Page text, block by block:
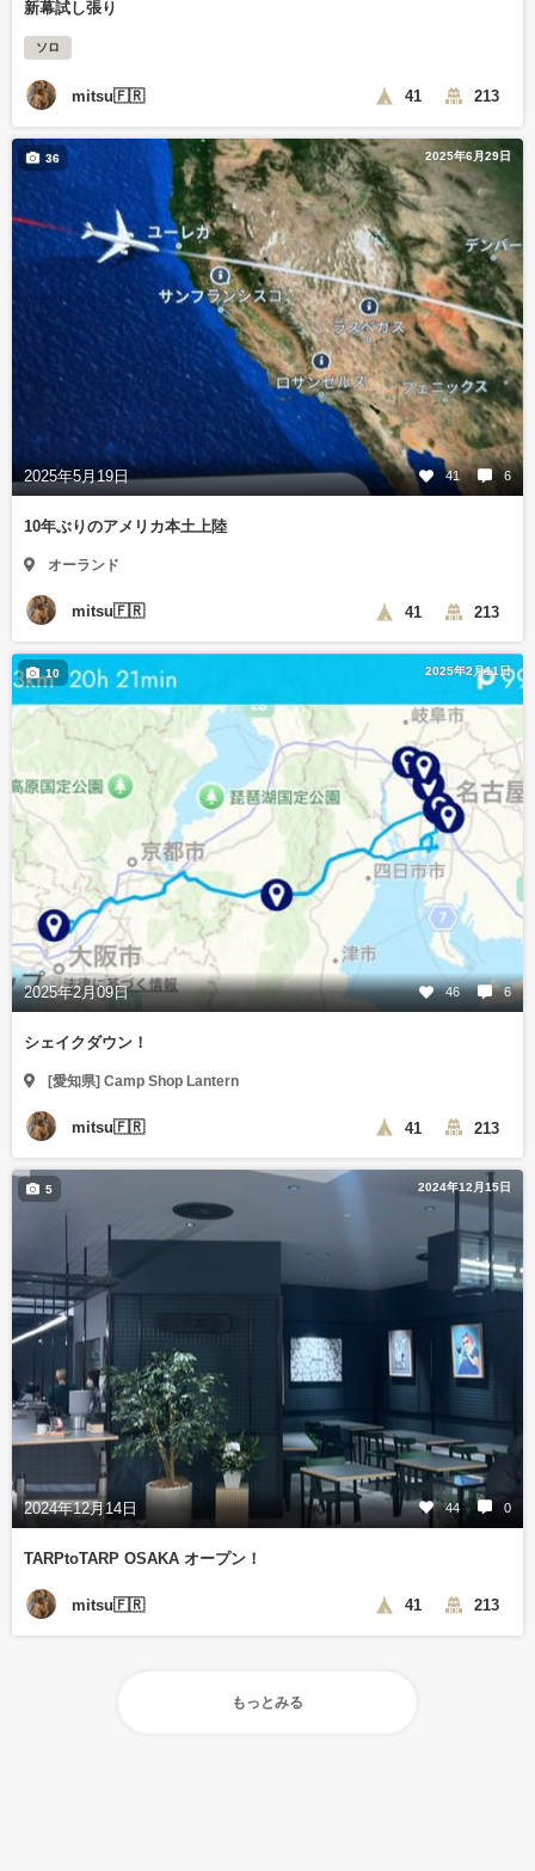
新幕試し張り
ソロ
mitsu🇫🇷 41 213
2025年6月29日
2025年5月19日 41 6
36
10年ぶりのアメリカ本土上陸
オーランド
mitsu🇫🇷 41 213
2025年2月11日
2025年2月09日 46 6
10
シェイクダウン！
[愛知県] Camp Shop Lantern
mitsu🇫🇷 41 213
2024年12月15日
2024年12月14日 44 0
5
TARPtoTARP OSAKA オープン！
mitsu🇫🇷 41 213
もっとみる